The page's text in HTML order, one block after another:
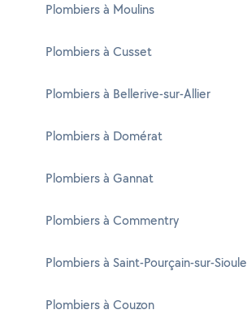
Plombiers à Moulins
Plombiers à Cusset
Plombiers à Bellerive-sur-Allier
Plombiers à Domérat
Plombiers à Gannat
Plombiers à Commentry
Plombiers à Saint-Pourçain-sur-Sioule
Plombiers à Couzon